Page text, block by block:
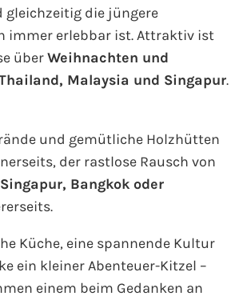
gleichzeitig die jüngere
immer erlebbar ist. Attraktiv ist
überWeihnachten und
Malaysia und Singapur.
und gemütliche Holzhütten
der rastlose Rausch von
Singapur, Bangkok oder
Küche, eine spannende Kultur
ein kleiner Abenteuer-Kitzel –
einem beim Gedanken an